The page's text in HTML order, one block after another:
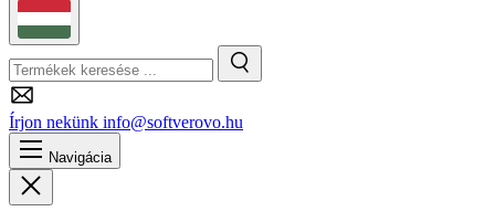
Magyar
Keresés
Írjon nekünk info@softverovo.hu
Navigácia
Bezárás